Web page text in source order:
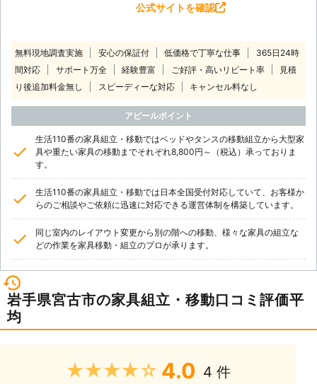
公式サイトを確認
無料現地調査実施 安心の保証付 低価格で丁寧な仕事
365日24時
間対応
サポート万全 経験豊富 ご好評・高いリピート率
見積
り後追加料金無し
スピーディーな対応 キャンセル料なし
アピールポイント
生活110番の家具組立・移動ではベッドやタンスの移動組立から大型家
具や重たい家具の移動までそれぞれ8,800円～（税込）承っておりま
す。
生活110番の家具組立・移動では日本全国受付対応していて、お客様か
らのご相談やご依頼に迅速に対応できる運営体制を構築しています。
同じ室内のレイアウト変更から別の階への移動、様々な家具の組立な
どの作業を家具移動・組立のプロが承ります。
岩手県宮古市の家具組立・移動口コミ評価平
均
★★★★★ 4.0 4 件